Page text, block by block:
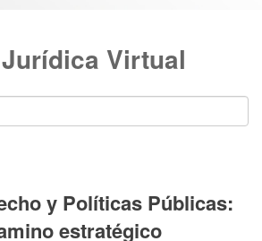
Virtual
y Políticas Públicas:
estratégico